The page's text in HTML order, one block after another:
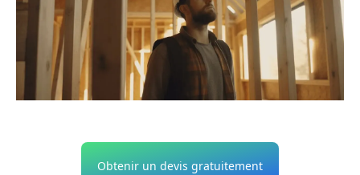
Obtenir un devis gratuitement